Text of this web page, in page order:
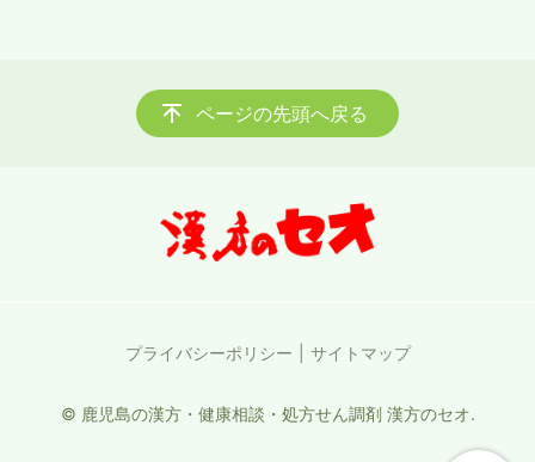
ページの先頭へ戻る
プライバシーポリシー サイトマップ
© 鹿児島の漢方・健康相談・処方せん調剤 漢方のセオ.